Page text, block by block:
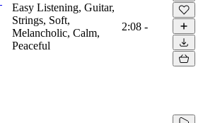
Easy Listening, Guitar,
Strings, Soft,
Melancholic, Calm,
Peaceful
2:08 -